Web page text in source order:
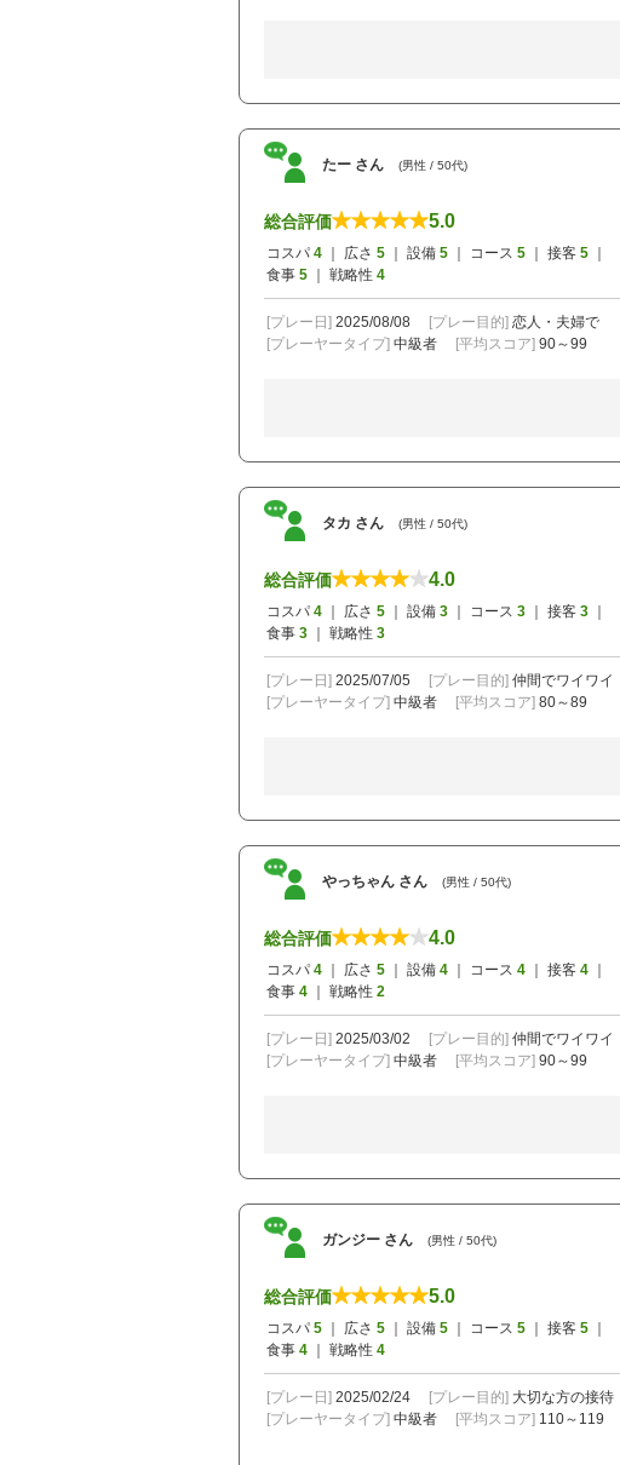
たー さん (男性 / 50代)
総合評価 5.0
コスパ 4 ｜ 広さ 5 ｜ 設備 5 ｜ コース 5 ｜ 接客 5
食事 5 ｜ 戦略性 4
[プレー日] 2025/08/08 [プレー目的] 恋人・夫婦で
[プレーヤータイプ] 中級者 [平均スコア] 90～99
タカ さん (男性 / 50代)
総合評価 4.0
コスパ 4 ｜ 広さ 5 ｜ 設備 3 ｜ コース 3 ｜ 接客 3
食事 3 ｜ 戦略性 3
[プレー日] 2025/07/05 [プレー目的] 仲間でワイワイ
[プレーヤータイプ] 中級者 [平均スコア] 80～89
やっちゃん さん (男性 / 50代)
総合評価 4.0
コスパ 4 ｜ 広さ 5 ｜ 設備 4 ｜ コース 4 ｜ 接客 4
食事 4 ｜ 戦略性 2
[プレー日] 2025/03/02 [プレー目的] 仲間でワイワイ
[プレーヤータイプ] 中級者 [平均スコア] 90～99
ガンジー さん (男性 / 50代)
総合評価 5.0
コスパ 5 ｜ 広さ 5 ｜ 設備 5 ｜ コース 5 ｜ 接客 5
食事 4 ｜ 戦略性 4
[プレー日] 2025/02/24 [プレー目的] 大切な方の接待
[プレーヤータイプ] 中級者 [平均スコア] 110～119